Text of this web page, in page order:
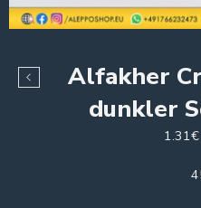
Alfakher
dunkler